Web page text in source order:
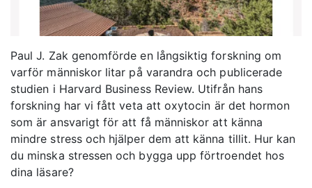
Paul J. Zak genomförde en långsiktig forskning om
varför människor litar på varandra och publicerade
studien i Harvard Business Review. Utifrån hans
forskning har vi fått veta att oxytocin är det hormon
som är ansvarigt för att få människor att känna
mindre stress och hjälper dem att känna tillit. Hur kan
du minska stressen och bygga upp förtroendet hos
dina läsare?